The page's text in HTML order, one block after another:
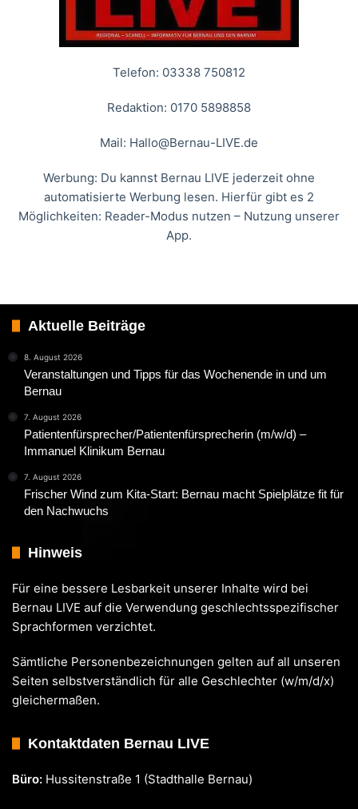
Telefon: 03338 750812
Redaktion: 0170 5898858
Mail: Hallo@Bernau-LIVE.de
Werbung: Du kannst Bernau LIVE jederzeit ohne
automatisierte Werbung lesen. Hierfür gibt es 2
Möglichkeiten: Reader-Modus nutzen – Nutzung unserer
App.
Aktuelle Beiträge
8. August 2026
Veranstaltungen und Tipps für das Wochenende in und um
Bernau
7. August 2026
Patientenfürsprecher/Patientenfürsprecherin (m/w/d) –
Immanuel Klinikum Bernau
7. August 2026
Frischer Wind zum Kita-Start: Bernau macht Spielplätze fit für
den Nachwuchs
Hinweis
Für eine bessere Lesbarkeit unserer Inhalte wird bei
Bernau LIVE auf die Verwendung geschlechtsspezifischer
Sprachformen verzichtet.
Sämtliche Personenbezeichnungen gelten auf all unseren
Seiten selbstverständlich für alle Geschlechter (w/m/d/x)
gleichermaßen.
Kontaktdaten Bernau LIVE
Büro: Hussitenstraße 1 (Stadthalle Bernau)